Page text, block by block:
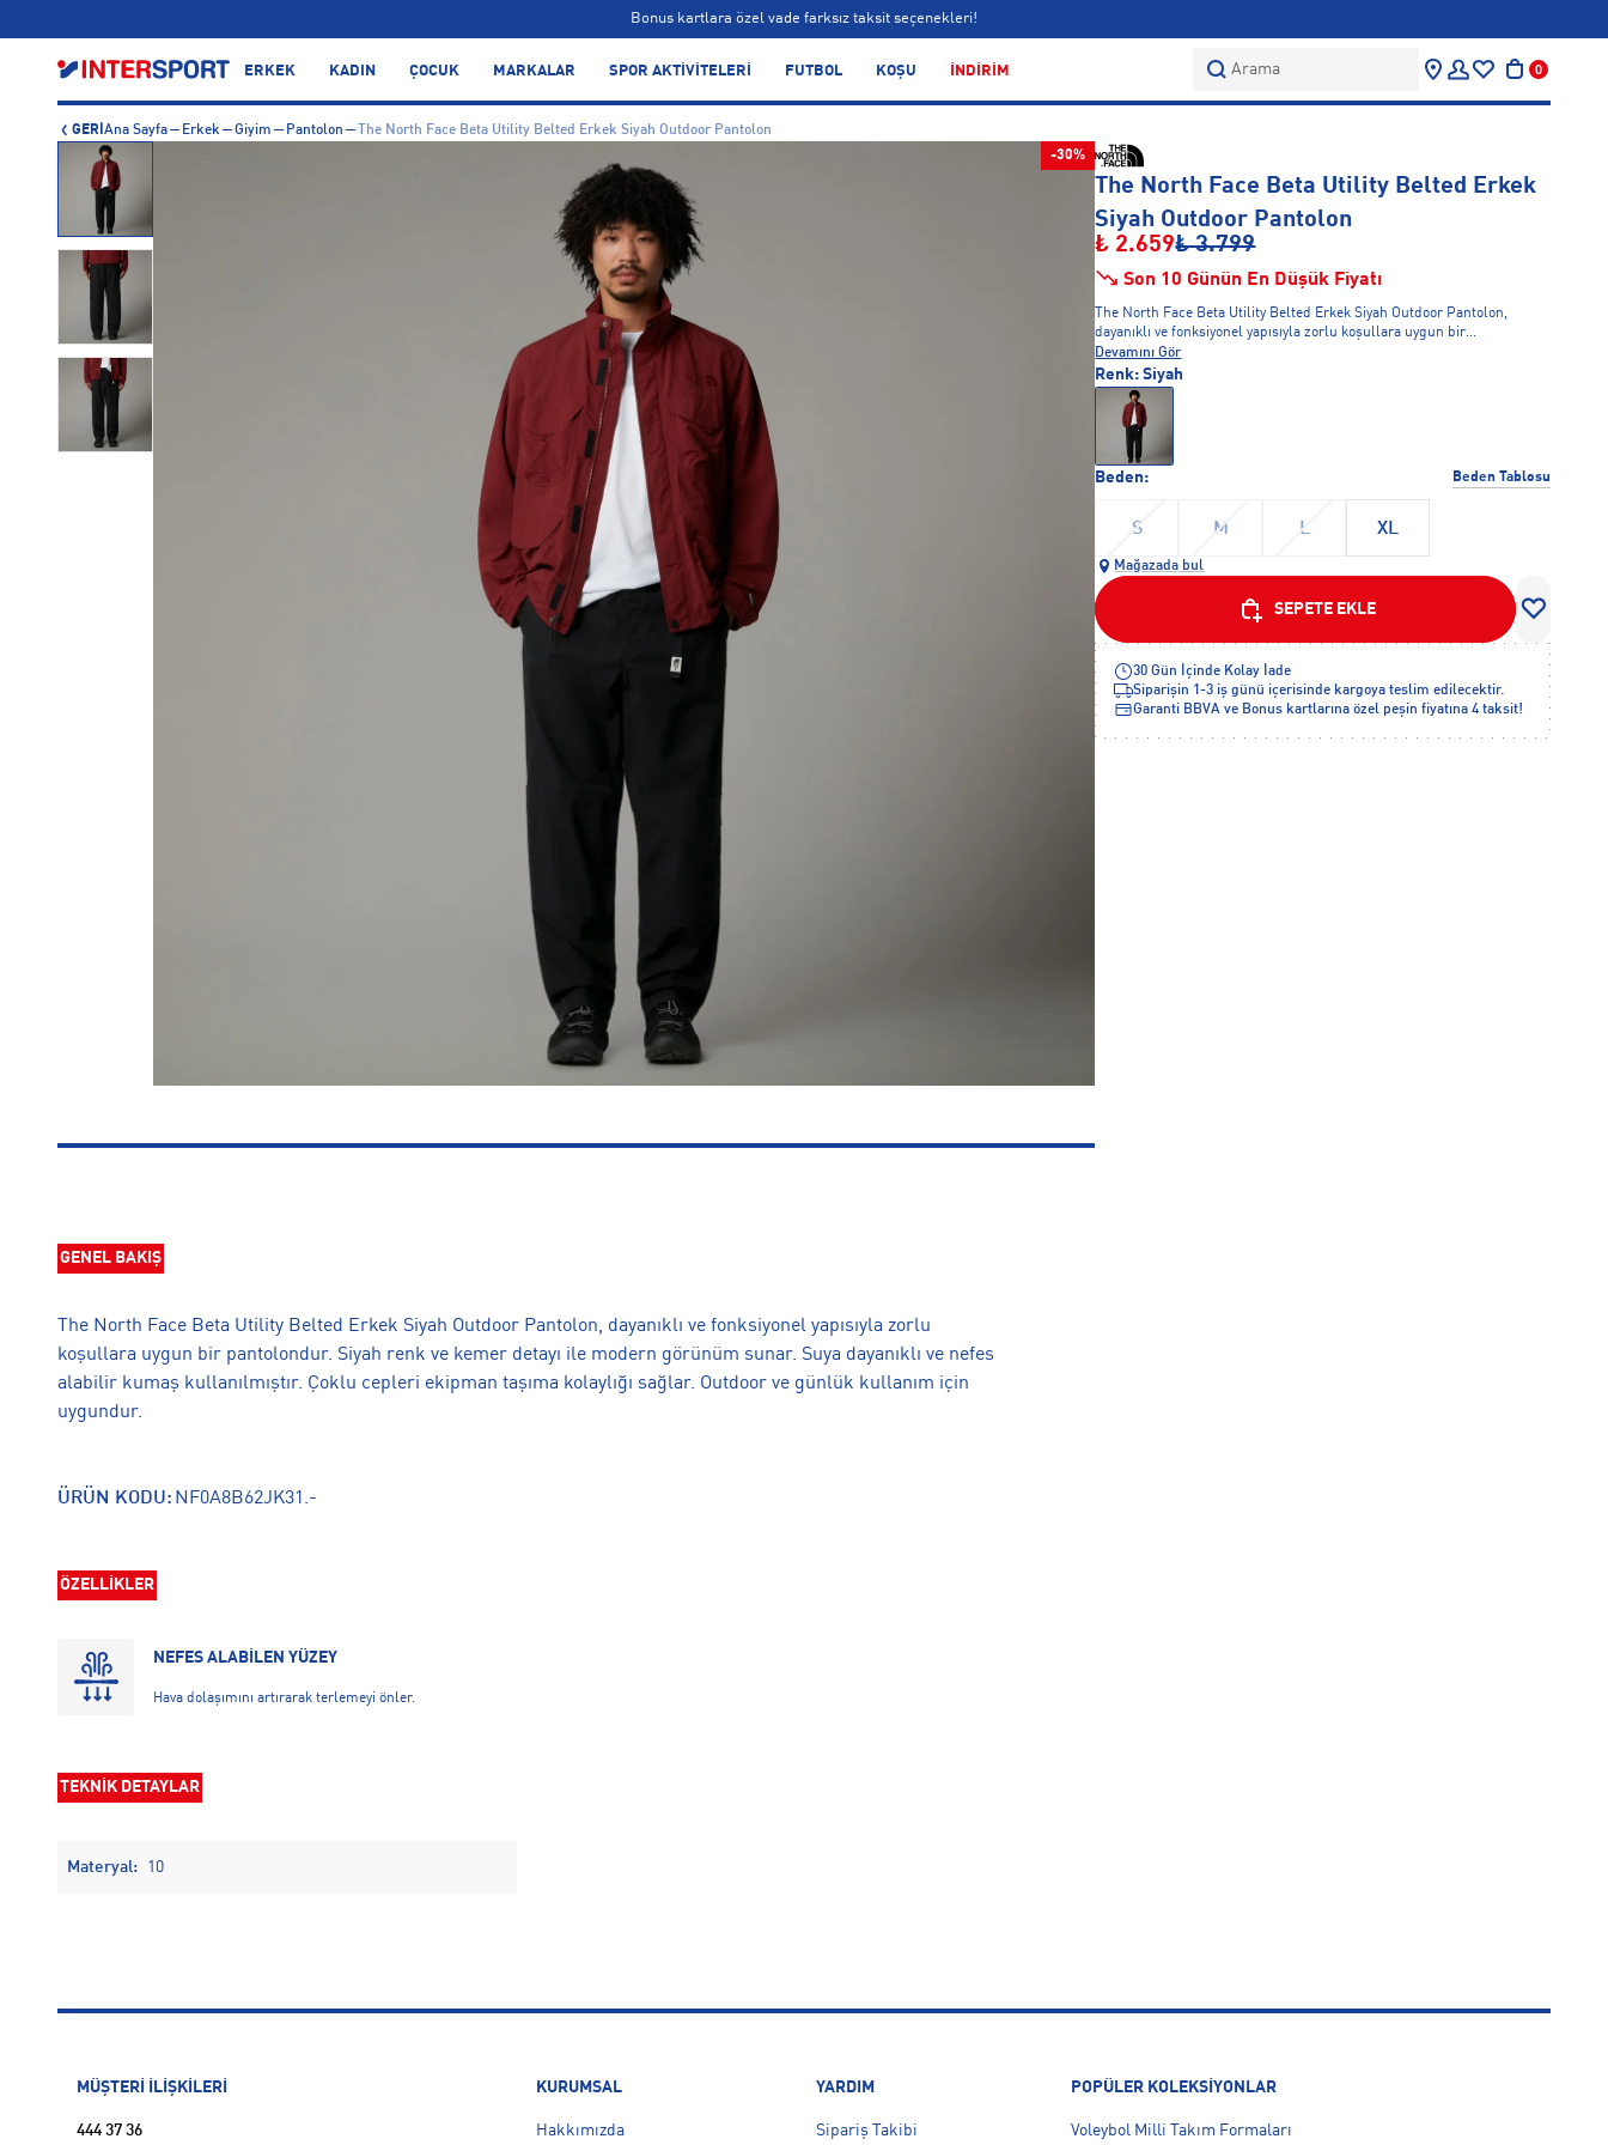
Siparişin 1-3 iş günü içerisinde kargoya teslim edilecektir.
Bonus kartlara özel vade farksız taksit seçenekleri!
Siparişin 1-3 iş günü içerisinde kargoya teslim edilecektir.
Bonus kartlara özel vade farksız taksit seçenekleri!
ERKEK KADIN ÇOCUK MARKALAR SPOR AKTİVİTELERİ FUTBOL KOŞU İNDİRİM Arama 0
GERİ Ana Sayfa Erkek Giyim Pantolon
The North Face Beta Utility Belted Erkek Siyah Outdoor Pantolon
-30%
GENEL BAKIŞ
The North Face Beta Utility Belted Erkek Siyah Outdoor Pantolon, dayanıklı ve fonksiyonel yapısıyla zorlu
koşullara uygun bir pantolondur. Siyah renk ve kemer detayı ile modern görünüm sunar. Suya dayanıklı ve nefes
alabilir kumaş kullanılmıştır. Çoklu cepleri ekipman taşıma kolaylığı sağlar. Outdoor ve günlük kullanım için
uygundur.
ÜRÜN KODU: NF0A8B62JK31.-
ÖZELLİKLER
NEFES ALABİLEN YÜZEY
Hava dolaşımını artırarak terlemeyi önler.
TEKNİK DETAYLAR
Materyal: 10
The North Face Beta Utility Belted Erkek
Siyah Outdoor Pantolon
₺ 2.659₺ 3.799
Son 10 Günün En Düşük Fiyatı
The North Face Beta Utility Belted Erkek Siyah Outdoor Pantolon,
dayanıklı ve fonksiyonel yapısıyla zorlu koşullara uygun bir
pantolondur. Siyah renk ve kemer detayı ile modern görünüm sunar.
Suya dayanıklı ve nefes alabilir kumaş kullanılmıştır. Çoklu cepleri
ekipman taşıma kolaylığı sağlar. Outdoor ve günlük kullanım için
uygundur.
Devamını Gör
Beden: Beden Tablosu
S M L XL
Renk: Siyah
Mağazada bul
SEPETE EKLE
30 Gün İçinde Kolay İade
Siparişin 1-3 iş günü içerisinde kargoya teslim edilecektir.
Garanti BBVA ve Bonus kartlarına özel peşin fiyatına 4 taksit!
MÜŞTERİ İLİŞKİLERİ
444 37 36
KURUMSAL
Hakkımızda
YARDIM
Sipariş Takibi
POPÜLER KOLEKSİYONLAR
Voleybol Milli Takım Formaları